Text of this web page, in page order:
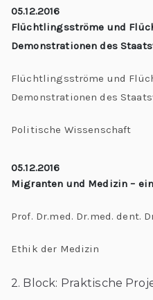
05.12.2016
Flüchtlingsströme und
Demonstrationen des
Flüchtlingsströme und
Demonstrationen des
Politische Wissenschaft
05.12.2016
Migranten und Medizin –
Prof. Dr.med. Dr.med. dent.
Ethik der Medizin
2. Block: Praktische